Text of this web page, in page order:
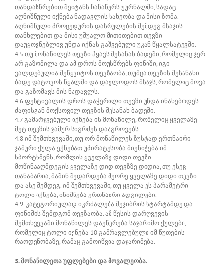
თანდასწრებით შეიტანს ჩანაწერს ჟურნალში, სადაც
აღნიშნული იქნება ნადავლის სახეობა და მისი ზომა.
აღნიშნული პროცედურის დასრულების შემდეგ მსაჯის
თანხლებით და მისი უშუალო მითითებით თევზი
დაუყოვნებლივ უნდა იქნას გაშვებული უკან წყალსატევში.
4.5 თუ მონაწილეს თევზი ჰყავს შესანახ ბადეში, რომელიც ჯერ
არ გაზომილა და ამ დროს მოუსწრებს ფინიში, იგი
ვალდებულია შეწყვიტოს თევზაობა, თუმცა თევზის შესანახი
ბადე დატოვოს წყალში და დაელოდოს მსაჯს, რომელიც მოვა
და გაზომავს მის ნადავლს.
4.6 ფესტივალის დროს დაჭერილი თევზი უნდა ინახებოდეს
ძაფისგან მოქსოვილ თევზის შესანახ ბადეში.
4.7 გამარჯვებული იქნება ის მონაწილე, რომელიც ყველაზე
მეტ თევზის ჯამურ სიგრძეს დააგროვებს.
4.8 იმ შემთხვევაში, თუ ორ მონაწილეს ზუსტად ერთნაირი
ჯამური ქულა ექნებათ უპირატესობა მიენიჭება იმ
სპორტსმენს, რომლის ყველაზე დიდი თევზი
მოწინააღმდეგის ყველაზე დიდ თევზზე დიდია, თუ ესეც
თანაბარია, მაშინ შედარდება მეორე ყველაზე დიდი თევზი
და ასე შემდეგ. იმ შემთხვევაში, თუ ყველა ეს პარამეტრი
ტოლი იქნება, ინიშნება ერთნაირი ადგილები.
4.9. კატეგორიულად იკრძალება შეჯიბრის სტარტამდე და
ფინიშის შემდგომ თევზაობა. ამ წესის დარღვევის
შემთხვევაში მონაწილეს დაეწერება საჯარიმო ქულები,
რომელიც ტოლი იქნება 10 გამრავლებული იმ წუთების
რაოდენობაზე, რამაც გამოიწვია დაჯარიმება.
5. მონაწილეთა უფლებები და მოვალეობა.